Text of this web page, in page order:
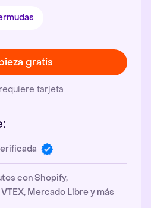
gratis
tarjeta
con Shopify,
Mercado Libre y más